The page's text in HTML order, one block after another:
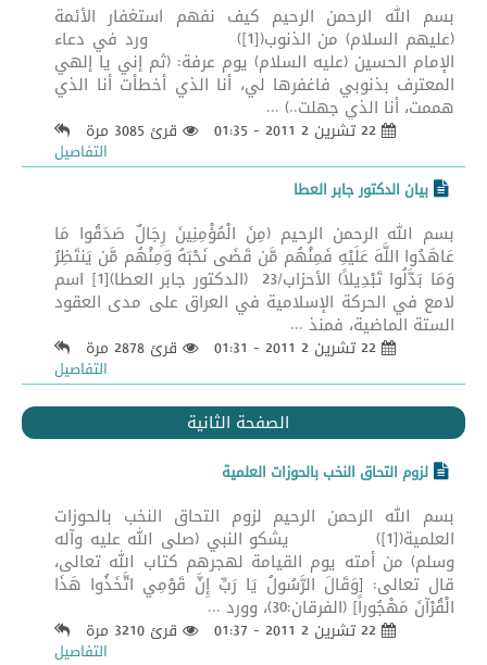
بسم الله الرحمن الرحيم كيف نفهم استغفار الأئمة
(عليهم السلام) من الذنوب([1]) ورد في دعاء
الإمام الحسين (عليه السلام) يوم عرفة: (ثم إني يا إلهي
المعترف بذنوبي فاغفرها لي، أنا الذي أخطأت أنا الذي
هممت، أنا الذي جهلت..) ...
قرئ 3085 مرة
التفاصيل
بيان الدكتور جابر العطا
بسم الله الرحمن الرحيم (مِنَ الْمُؤْمِنِينَ رِجَالٌ صَدَقُوا مَا
عَاهَدُوا اللَّهَ عَلَيْهِ فَمِنْهُم مَّن قَضَى نَحْبَهُ وَمِنْهُم مَّن يَنتَظِرُ
وَمَا بَدَّلُوا تَبْدِيلاً) الأحزاب/23 (الدكتور جابر العطا)[1] اسم
لامع في الحركة الإسلامية في العراق على مدى العقود
الستة الماضية، فمنذ ...
قرئ 2878 مرة
التفاصيل
الصفحة الثانية
لزوم التحاق النخب بالحوزات العلمية
بسم الله الرحمن الرحيم لزوم التحاق النخب بالحوزات
العلمية([1]) يشكو النبي (صلى الله عليه وآله
وسلم) من أمته يوم القيامة لهجرهم كتاب الله تعالى،
قال تعالى: [وَقَالَ الرَّسُولُ يَا رَبِّ إِنَّ قَوْمِي اتَّخَذُوا هَذَا
الْقُرْآنَ مَهْجُوراً] (الفرقان:30)، وورد ...
قرئ 3210 مرة
التفاصيل